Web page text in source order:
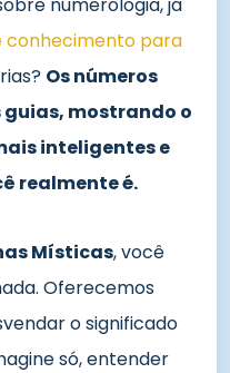
conhecimento para
Os números
guias, mostrando o
inteligentes e
realmente é.
Místicas, você
Oferecemos
o significado
só, entender